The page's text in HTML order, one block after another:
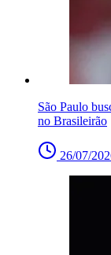
São Paulo
no Brasileirão
26/07/